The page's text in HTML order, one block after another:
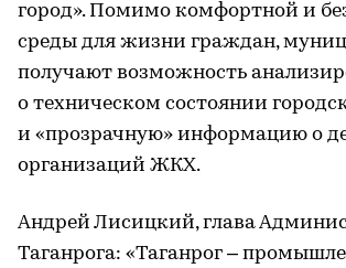
город». Помимо комфортной и
среды для жизни граждан,
получают возможность
о техническом состоянии
и «прозрачную» информацию о
организаций ЖКХ.
Андрей Лисицкий, глава
Таганрога: «Таганрог –